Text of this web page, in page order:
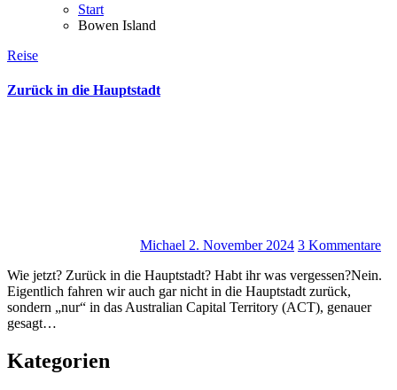
Start
Bowen Island
Reise
Zurück in die Hauptstadt
Michael 2. November 2024 3 Kommentare
Wie jetzt? Zurück in die Hauptstadt? Habt ihr was vergessen?Nein.
Eigentlich fahren wir auch gar nicht in die Hauptstadt zurück,
sondern „nur“ in das Australian Capital Territory (ACT), genauer
gesagt…
Kategorien